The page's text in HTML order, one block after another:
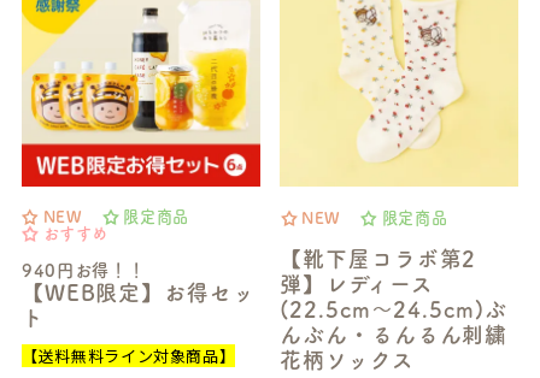
NEW
限定商品
おすすめ
940円お得！！
【WEB限定】お得セッ
ト
【送料無料ライン対象商品】
NEW 限定商品
【靴下屋コラボ第2
弾】レディース
(22.5cm～24.5cm)ぶ
んぶん・るんるん刺繍
花柄ソックス